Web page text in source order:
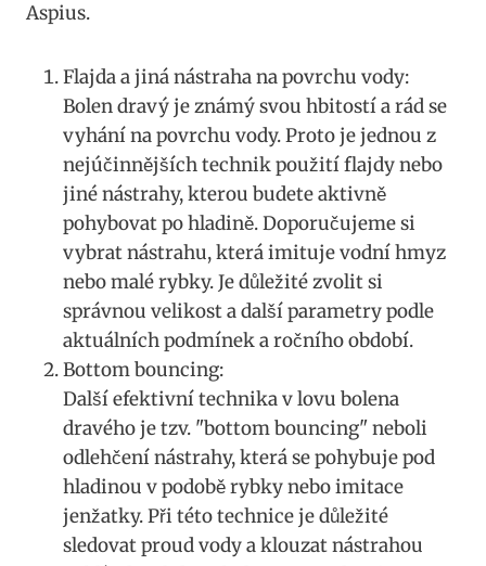
Aspius.
Flajda a jiná nástraha ‍na povrchu vody:
Bolen‌ dravý je známý svou hbitostí a rád⁤ se
vyhání na povrchu vody. Proto je jednou ‌z
nejúčinnějších technik použití flajdy nebo
jiné nástrahy, kterou budete aktivně
pohybovat⁣ po hladině. Doporučujeme si
vybrat nástrahu, která imituje vodní hmyz
nebo malé rybky. Je důležité zvolit si
správnou velikost a další parametry podle
aktuálních podmínek a ročního období.
Bottom bouncing:
Další efektivní technika v lovu bolena
dravého je tzv. "bottom‌ bouncing" neboli
odlehčení nástrahy, která se pohybuje pod
hladinou v podobě rybky‌ nebo imitace
jenžatky. Při této technice‌ je důležité
sledovat proud vody a klouzat nástrahou